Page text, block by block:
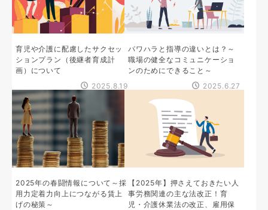
育児や介護に配慮したサクセッ
ションプラン（後継者育成計
画）について
2025.8.19
パワハラと指導の違いとは？～
職場の健全なコミュニケーショ
ンのためにできること～
2025.6.27
2025年の春闘情報について～採
用力定着力向上につながる賃上
げの秘策～
【2025年】押さえておきたい人
事労務関連の主な法改正！育
児・介護休業法の改正、雇用保